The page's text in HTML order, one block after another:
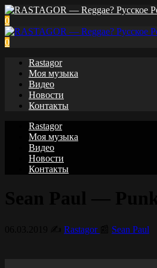
0
0
Rastagor
Моя музыка
Видео
Новости
Контакты
Rastagor
Моя музыка
Видео
Новости
Контакты
Rastagor Sean Paul